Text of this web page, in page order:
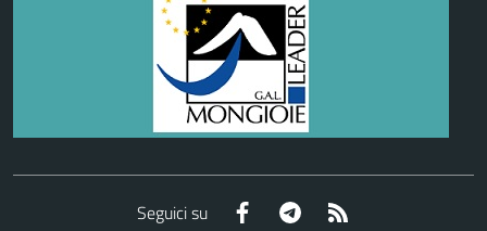
Seguici su Facebook Telegram